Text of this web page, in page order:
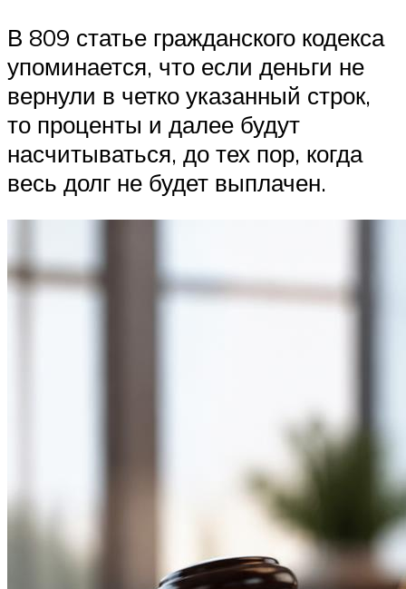
В 809 статье гражданского кодекса
упоминается, что если деньги не
вернули в четко указанный строк,
то проценты и далее будут
насчитываться, до тех пор, когда
весь долг не будет выплачен.